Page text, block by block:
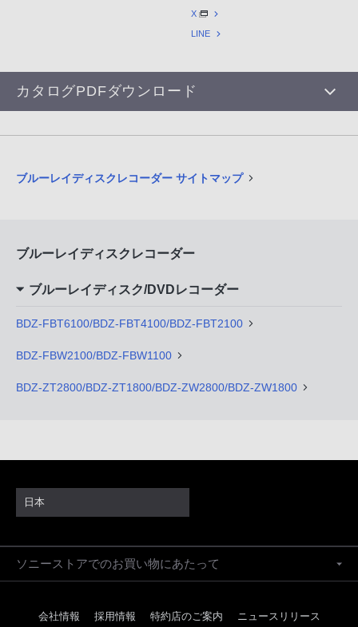
X
LINE
カタログPDFダウンロード
ブルーレイディスクレコーダー サイトマップ
ブルーレイディスクレコーダー
ブルーレイディスク/DVDレコーダー
BDZ-FBT6100/BDZ-FBT4100/BDZ-FBT2100
BDZ-FBW2100/BDZ-FBW1100
BDZ-ZT2800/BDZ-ZT1800/BDZ-ZW2800/BDZ-ZW1800
日本
ソニーストアでのお買い物にあたって
会社情報 採用情報 特約店のご案内 ニュースリリース